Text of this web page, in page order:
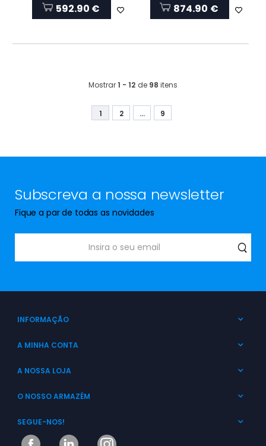
592.90 € 874.90 €
Mostrar1 - 12 de 98 itens
1 2 ... 9
Subscreva a nossa newsletter
Fique a par de todas as novidades
INFORMAÇÃO
A MINHA CONTA
A NOSSA LOJA
O NOSSO ARMAZÉM
SEGUE-NOS!